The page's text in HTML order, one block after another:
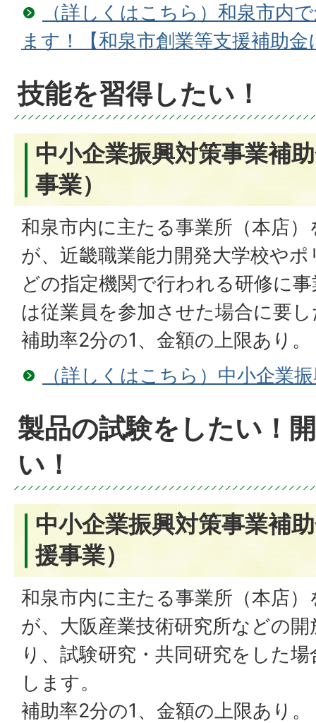
（詳しくはこちら）和泉市内
ます！【和泉市創業等支援補助
技能を習得したい！
中小企業振興対策事業補
事業）
和泉市内に主たる事業所（本店
が、近畿職業能力開発大学校や
どの指定機関で行われる研修に
は従業員を参加させた場合に要
補助率2分の1、金額の上限あり。
（詳しくはこちら）中小企業
製品の試験をしたい！
い！
中小企業振興対策事業補
援事業）
和泉市内に主たる事業所（本店
が、大阪産業技術研究所などの
り、試験研究・共同研究をした
します。
補助率2分の1、金額の上限あり。